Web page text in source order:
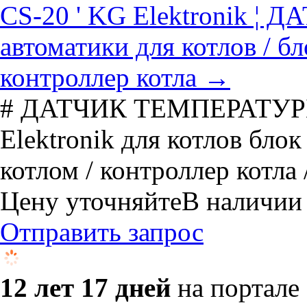
CS-20 ' KG Elektronik ¦
автоматики для котлов /
контроллер котла →
# ДАТЧИК ТЕМПЕРАТУРЫ
Elektronik для котлов
котлом / контроллер котла
Цену уточняйтеВ наличии
Отправить запрос
12 лет 17 дней на портале